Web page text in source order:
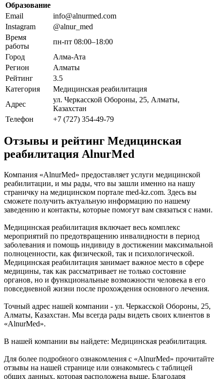
Образование
Email
info@alnurmed.com
Instagram
@alnur_med
Время
работы
пн-пт 08:00–18:00
Город
Алма-Ата
Регион
Алматы
Рейтинг
3.5
Категория
Медицинская реабилитация
Адрес
ул. Черкасской Обороны, 25, Алматы,
Казахстан
Телефон
+7 (727) 354-49-79
Отзывы и рейтинг Медицинская
реабилитация AlnurMed
Компания «AlnurMed» предоставляет услуги медицинской
реабилитации, и мы рады, что вы зашли именно на нашу
страничку на медицинском портале med-kz.com. Здесь вы
сможете получить актуальную информацию по нашему
заведению и контакты, которые помогут вам связаться с нами.
Медицинская реабилитация включает весь комплекс
мероприятий по предотвращению инвалидности в период
заболевания и помощь индивиду в достижении максимальной
полноценности, как физической, так и психологической.
Медицинская реабилитация занимает важное место в сфере
медицины, так как рассматривает не только состояние
органов, но и функциональные возможности человека в его
повседневной жизни после прохождения основного лечения.
Точный адрес нашей компании - ул. Черкасской Обороны, 25,
Алматы, Казахстан. Мы всегда рады видеть своих клиентов в
«AlnurMed».
В нашей компании вы найдете: Медицинская реабилитация.
Для более подробного ознакомления с «AlnurMed» прочитайте
отзывы на нашей странице или ознакомьтесь с таблицей
общих данных, которая расположена выше. Благодаря